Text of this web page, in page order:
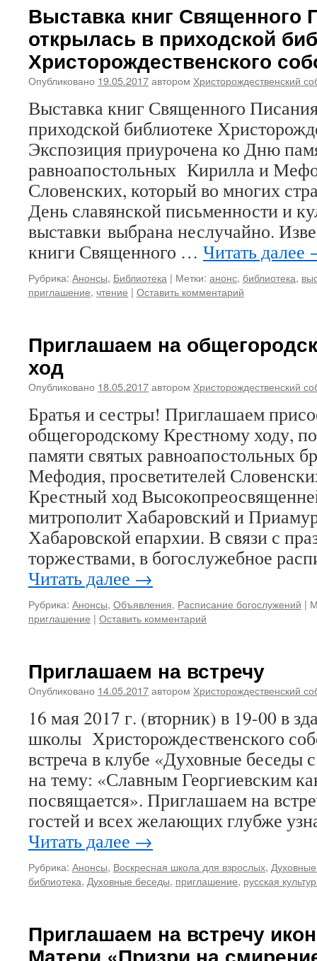
Выставка книг Священного
открылась в приходской
Христорождественского
Опубликовано 19.05.2017автором Христорождественский
Выставка книг Священного
приходской библиотеке
Экспозиция приурочена ко Дню
равноапостольных Кирилла и
Словенских, который во многих
День славянской письменности и
выставки выбрана неслучайно.
книги Священного … Читать далее
Рубрика: Анонсы, Библиотека | Метки: анонс, библиотека,
приглашение, чтение | Оставить комментарий
Приглашаем на
ход
Опубликовано 18.05.2017автором Христорождественский
Братья и сестры! Приглашаем
общегородскому Крестному ходу,
памяти святых равноапостольных
Мефодия, просветителей
Крестный ход
митрополит Хабаровский и
Хабаровской епархии. В связи с
торжествами, в богослужебное
Читать далее →
Рубрика: Анонсы, Объявления, Расписание богослужений |
приглашение | Оставить комментарий
Приглашаем на встречу
Опубликовано 14.05.2017автором Христорождественский
16 мая 2017 г. (вторник) в 19-00 в
школы Христорождественского
встреча в клубе «Духовные беседы
на тему: «Славным Георгиевским
посвящается». Приглашаем на
гостей и всех желающих глубже
Читать далее →
Рубрика: Анонсы, Воскресная школа для взрослых,
библиотека, Духовные беседы, приглашение, русская
Приглашаем на встречу